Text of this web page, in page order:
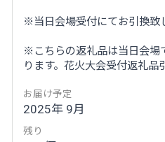
※当日会場受付にてお引換致
※こちらの返礼品は当日会場
ります。花火大会受付返礼品
お届け予定
2025年 9月
残り